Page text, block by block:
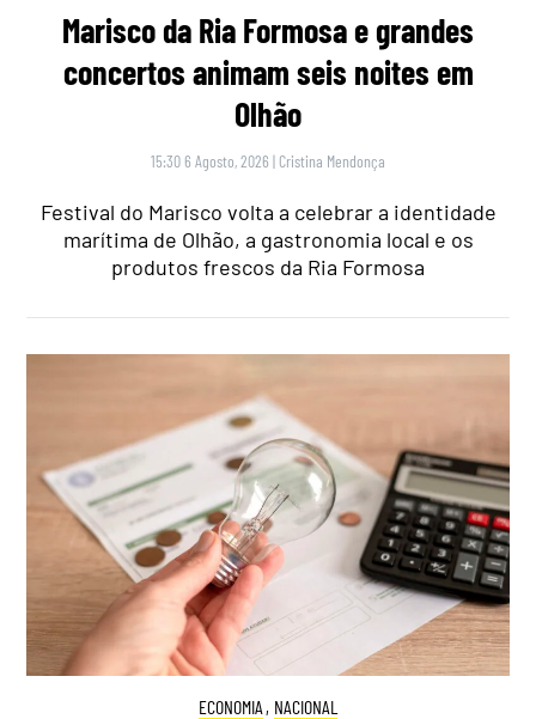
Marisco da Ria Formosa e grandes
concertos animam seis noites em
Olhão
15:30 6 Agosto, 2026 | Cristina Mendonça
Festival do Marisco volta a celebrar a identidade
marítima de Olhão, a gastronomia local e os
produtos frescos da Ria Formosa
ECONOMIA , NACIONAL